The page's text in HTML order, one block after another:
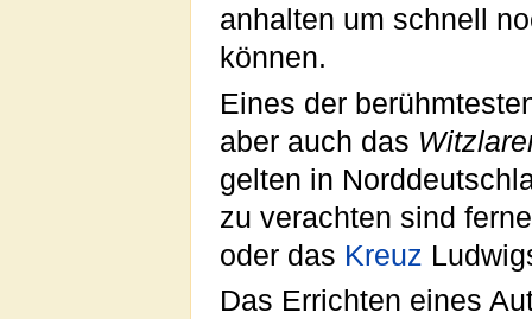
anhalten um schnell
können.
Eines der
aber auch das
gelten in
zu verachten sind
oder das Kreuz
Das Errichten eines